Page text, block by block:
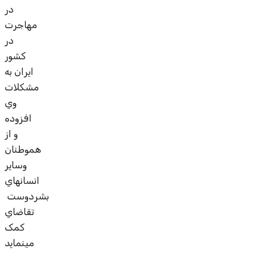
در
مهاجرت
در
کشور
ايران به
مشکلات
وي
افزوده
و از
هموطنان
وساير
انسانهاي
بشردوست
تقاضاي
کمک
مينمايد